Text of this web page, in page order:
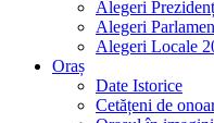
Alegeri
Alegeri
Alegeri Locale
Oraș
Date Istorice
Cetățeni de